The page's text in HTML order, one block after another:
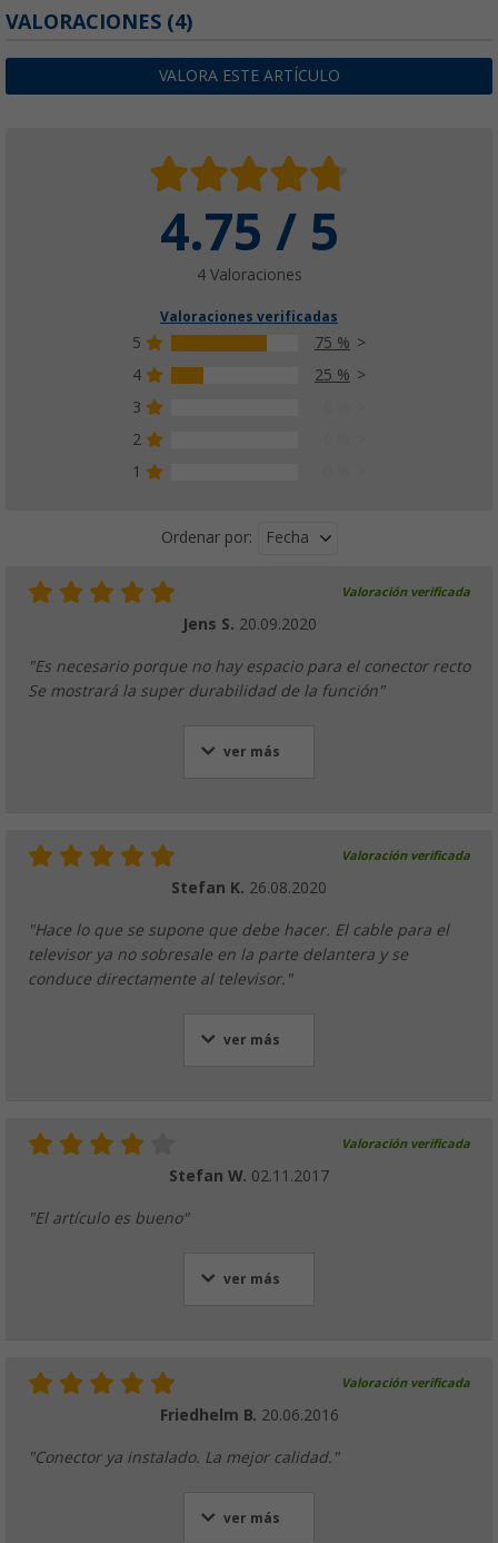
VALORACIONES (4)
VALORA ESTE ARTÍCULO
4.75 / 5
4 Valoraciones
Valoraciones verificadas
5
75 %
4
25 %
3
2
1
Ordenar por: Fecha
Valoración verificada
Jens S. 20.09.2020
"Es necesario porque no hay espacio para el conector recto
Se mostrará la super durabilidad de la función"
ver más
Valoración verificada
Stefan K. 26.08.2020
"Hace lo que se supone que debe hacer. El cable para el
televisor ya no sobresale en la parte delantera y se
conduce directamente al televisor."
ver más
Valoración verificada
Stefan W. 02.11.2017
"El artículo es bueno"
ver más
Valoración verificada
Friedhelm B. 20.06.2016
"Conector ya instalado. La mejor calidad."
ver más